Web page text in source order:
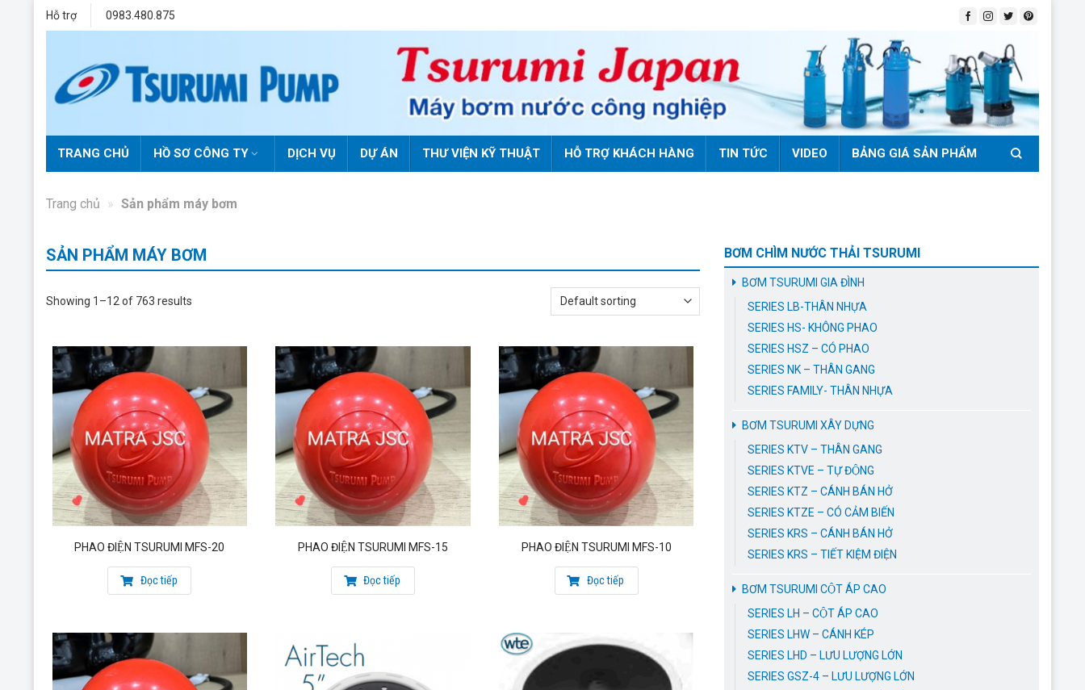
Hỗ trợ 0983.480.875
TRANG CHỦ HỒ SƠ CÔNG TY DỊCH VỤ DỰ ÁN THƯ VIỆN KỸ THUẬT HỖ TRỢ KHÁCH HÀNG TIN TỨC VIDEO BẢNG GIÁ SẢN PHẨM
Trang chủ » Sản phẩm máy bơm
SẢN PHẨM MÁY BƠM
Showing 1–12 of 763 results
PHAO ĐIỆN TSURUMI MFS-20
Đọc tiếp
PHAO ĐIỆN TSURUMI MFS-15
Đọc tiếp
PHAO ĐIỆN TSURUMI MFS-10
Đọc tiếp
BƠM CHÌM NƯỚC THẢI TSURUMI
BƠM TSURUMI GIA ĐÌNH
SERIES LB-THÂN NHỰA
SERIES HS- KHÔNG PHAO
SERIES HSZ – CÓ PHAO
SERIES NK – THÂN GANG
SERIES FAMILY- THÂN NHỰA
BƠM TSURUMI XÂY DỰNG
SERIES KTV – THÂN GANG
SERIES KTVE – TỰ ĐỘNG
SERIES KTZ – CÁNH BÁN HỞ
SERIES KTZE – CÓ CẢM BIẾN
SERIES KRS – CÁNH BÁN HỞ
SERIES KRS – TIẾT KIỆM ĐIỆN
BƠM TSURUMI CỘT ÁP CAO
SERIES LH – CỘT ÁP CAO
SERIES LHW – CÁNH KÉP
SERIES LHD – LƯU LƯỢNG LỚN
SERIES GSZ-4 – LƯU LƯỢNG LỚN